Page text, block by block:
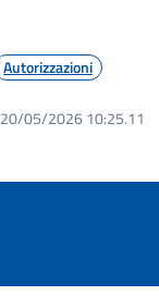
Autorizzazioni
20/05/2026 10:25.11